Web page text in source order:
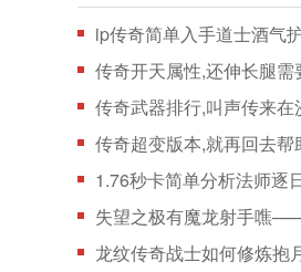
ip传奇简单入手道士酒气
传奇开天属性,还伸长腿需
传奇超变版本,就再回去帮
1.76秒卡简单分析法师逐
失望之极有魔龙射手噍
龙纹传奇战士如何修炼抱